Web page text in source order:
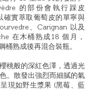
的部份會執行踩皮
確實萃取葡萄皮的單寧與
、Carignan 以及
在木桶熟成18 個月，
桶熟成後再混合裝瓶。
桃般的深紅色澤，透過光
。散發出強烈而細膩的氣
現如野生漿果 (黑莓、藍